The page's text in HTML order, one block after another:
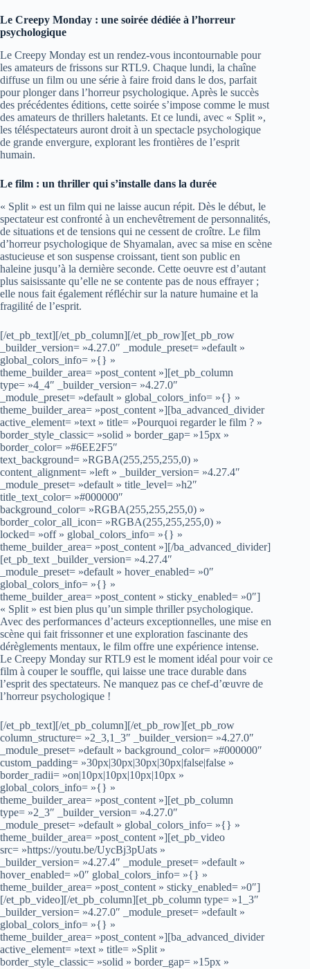
Le Creepy Monday : une soirée dédiée à l’horreur
psychologique
Le Creepy Monday est un rendez-vous incontournable pour
les amateurs de frissons sur RTL9. Chaque lundi, la chaîne
diffuse un film ou une série à faire froid dans le dos, parfait
pour plonger dans l’horreur psychologique. Après le succès
des précédentes éditions, cette soirée s’impose comme le must
des amateurs de thrillers haletants. Et ce lundi, avec « Split »,
les téléspectateurs auront droit à un spectacle psychologique
de grande envergure, explorant les frontières de l’esprit
humain.
Le film : un thriller qui s’installe dans la durée
« Split » est un film qui ne laisse aucun répit. Dès le début, le
spectateur est confronté à un enchevêtrement de personnalités,
de situations et de tensions qui ne cessent de croître. Le film
d’horreur psychologique de Shyamalan, avec sa mise en scène
astucieuse et son suspense croissant, tient son public en
haleine jusqu’à la dernière seconde. Cette oeuvre est d’autant
plus saisissante qu’elle ne se contente pas de nous effrayer ;
elle nous fait également réfléchir sur la nature humaine et la
fragilité de l’esprit.
[/et_pb_text][/et_pb_column][/et_pb_row][et_pb_row
_builder_version= »4.27.0″ _module_preset= »default »
global_colors_info= »{} »
theme_builder_area= »post_content »][et_pb_column
type= »4_4″ _builder_version= »4.27.0″
_module_preset= »default » global_colors_info= »{} »
theme_builder_area= »post_content »][ba_advanced_divider
active_element= »text » title= »Pourquoi regarder le film ? »
border_style_classic= »solid » border_gap= »15px »
border_color= »#6EE2F5″
text_background= »RGBA(255,255,255,0) »
content_alignment= »left » _builder_version= »4.27.4″
_module_preset= »default » title_level= »h2″
title_text_color= »#000000″
background_color= »RGBA(255,255,255,0) »
border_color_all_icon= »RGBA(255,255,255,0) »
locked= »off » global_colors_info= »{} »
theme_builder_area= »post_content »][/ba_advanced_divider]
[et_pb_text _builder_version= »4.27.4″
_module_preset= »default » hover_enabled= »0″
global_colors_info= »{} »
theme_builder_area= »post_content » sticky_enabled= »0″]
« Split » est bien plus qu’un simple thriller psychologique.
Avec des performances d’acteurs exceptionnelles, une mise en
scène qui fait frissonner et une exploration fascinante des
dérèglements mentaux, le film offre une expérience intense.
Le Creepy Monday sur RTL9 est le moment idéal pour voir ce
film à couper le souffle, qui laisse une trace durable dans
l’esprit des spectateurs. Ne manquez pas ce chef-d’œuvre de
l’horreur psychologique !
[/et_pb_text][/et_pb_column][/et_pb_row][et_pb_row
column_structure= »2_3,1_3″ _builder_version= »4.27.0″
_module_preset= »default » background_color= »#000000″
custom_padding= »30px|30px|30px|30px|false|false »
border_radii= »on|10px|10px|10px|10px »
global_colors_info= »{} »
theme_builder_area= »post_content »][et_pb_column
type= »2_3″ _builder_version= »4.27.0″
_module_preset= »default » global_colors_info= »{} »
theme_builder_area= »post_content »][et_pb_video
src= »https://youtu.be/UycBj3pUats »
_builder_version= »4.27.4″ _module_preset= »default »
hover_enabled= »0″ global_colors_info= »{} »
theme_builder_area= »post_content » sticky_enabled= »0″]
[/et_pb_video][/et_pb_column][et_pb_column type= »1_3″
_builder_version= »4.27.0″ _module_preset= »default »
global_colors_info= »{} »
theme_builder_area= »post_content »][ba_advanced_divider
active_element= »text » title= »Split »
border_style_classic= »solid » border_gap= »15px »